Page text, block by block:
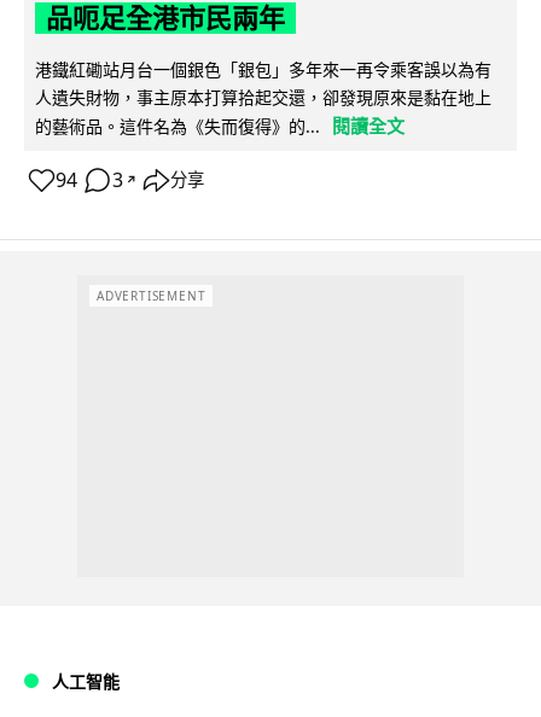
品呃足全港市民兩年
港鐵紅磡站月台一個銀色「銀包」多年來一再令乘客誤以為有
人遺失財物，事主原本打算拾起交還，卻發現原來是黏在地上
的藝術品。這件名為《失而復得》的...
閱讀全文
94 3 ↗ 分享
ADVERTISEMENT
人工智能